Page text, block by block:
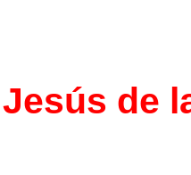
Jesús de